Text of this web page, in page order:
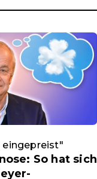
eingepreist"
So hat sich